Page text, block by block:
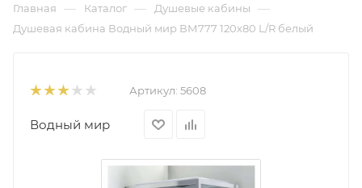
Главная — Каталог — Душевые кабины —
Душевая кабина Водный мир ВМ777 120х80 L/R белый
Артикул: 5608
Водный мир